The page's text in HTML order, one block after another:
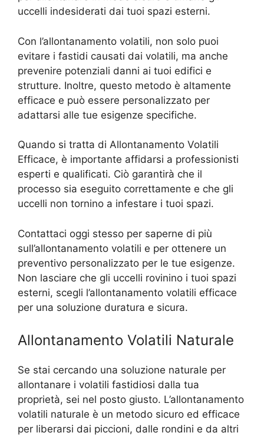
uccelli indesiderati dai tuoi spazi esterni.
Con l’allontanamento volatili, non solo puoi
evitare i fastidi causati dai volatili, ma anche
prevenire potenziali danni ai tuoi edifici e
strutture. Inoltre, questo metodo è altamente
efficace e può essere personalizzato per
adattarsi alle tue esigenze specifiche.
Quando si tratta di Allontanamento Volatili
Efficace, è importante affidarsi a professionisti
esperti e qualificati. Ciò garantirà che il
processo sia eseguito correttamente e che gli
uccelli non tornino a infestare i tuoi spazi.
Contattaci oggi stesso per saperne di più
sull’allontanamento volatili e per ottenere un
preventivo personalizzato per le tue esigenze.
Non lasciare che gli uccelli rovinino i tuoi spazi
esterni, scegli l’allontanamento volatili efficace
per una soluzione duratura e sicura.
Allontanamento Volatili Naturale
Se stai cercando una soluzione naturale per
allontanare i volatili fastidiosi dalla tua
proprietà, sei nel posto giusto. L’allontanamento
volatili naturale è un metodo sicuro ed efficace
per liberarsi dai piccioni, dalle rondini e da altri